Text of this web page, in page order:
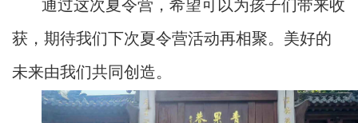
通过这次夏令营，希望可以为孩子们带来收
获，期待我们下次夏令营活动再相聚。美好的
未来由我们共同创造。